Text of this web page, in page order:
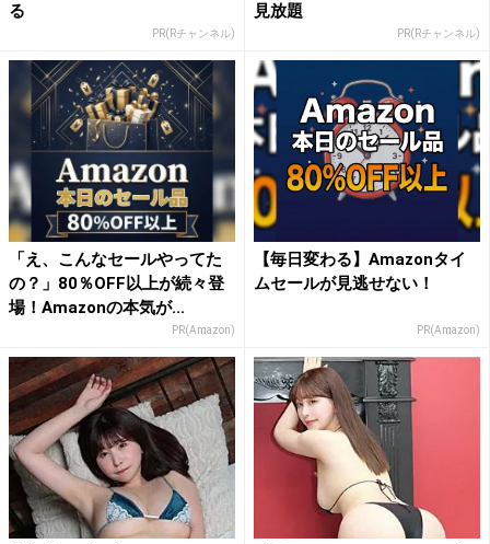
る
PR(Rチャンネル)
見放題
PR(Rチャンネル)
「え、こんなセールやってた
の？」80％OFF以上が続々登
場！Amazonの本気が...
PR(Amazon)
【毎日変わる】Amazonタイ
ムセールが見逃せない！
PR(Amazon)